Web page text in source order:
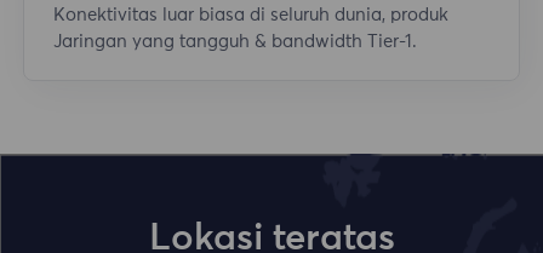
Konektivitas luar biasa di seluruh dunia, produk
Jaringan yang tangguh & bandwidth Tier-1.
Lokasi teratas